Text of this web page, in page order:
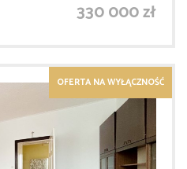
330 000 zł
OFERTA NA WYŁĄCZNOŚĆ